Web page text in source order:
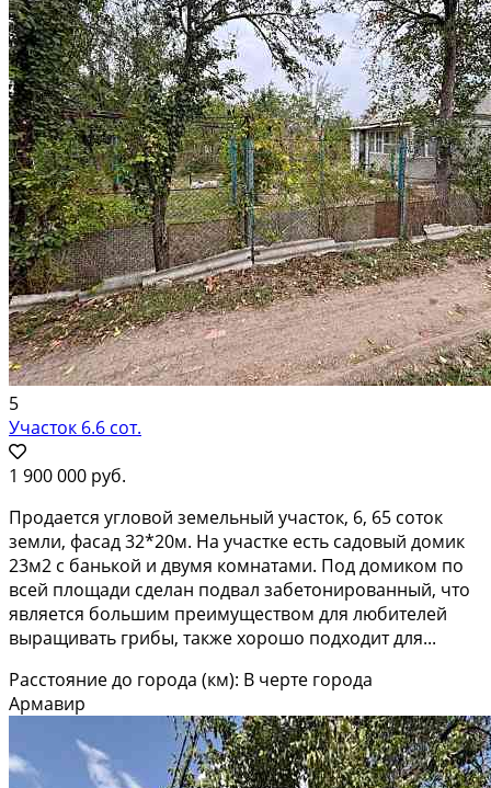
5
Участок 6.6 сот.
1 900 000 руб.
Продается угловой земельный участок, 6, 65 соток
земли, фасад 32*20м. На участке есть садовый домик
23м2 с банькой и двумя комнатами. Под домиком по
всей площади сделан подвал забетонированный, что
является большим преимуществом для любителей
выращивать грибы, также хорошо подходит для...
Расстояние до города (км): В черте города
Армавир